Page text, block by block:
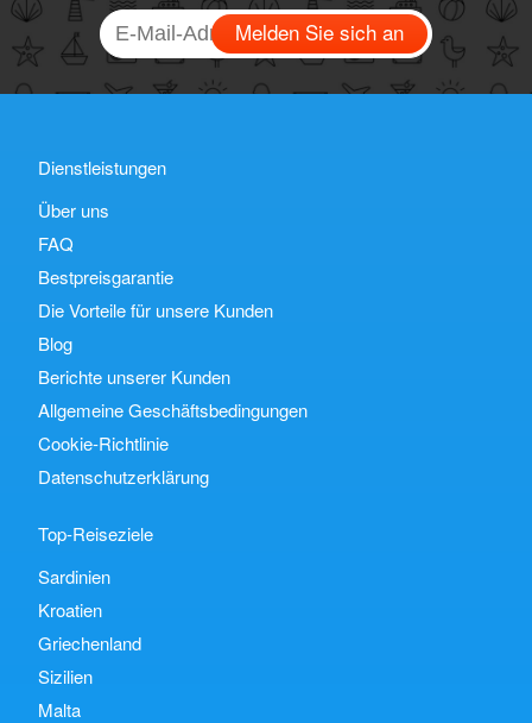
Melden Sie sich an
Dienstleistungen
Über uns
FAQ
Bestpreisgarantie
Die Vorteile für unsere Kunden
Blog
Berichte unserer Kunden
Allgemeine Geschäftsbedingungen
Cookie-Richtlinie
Datenschutzerklärung
Top-Reiseziele
Sardinien
Kroatien
Griechenland
Sizilien
Malta